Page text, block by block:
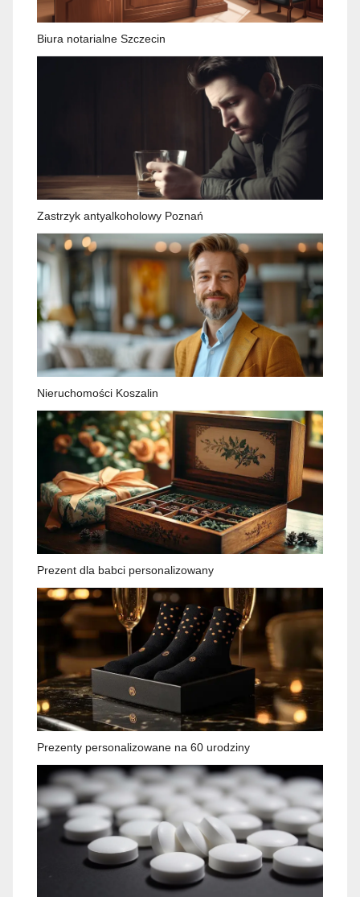
Biura notarialne Szczecin
Zastrzyk antyalkoholowy Poznań
Nieruchomości Koszalin
Prezent dla babci personalizowany
Prezenty personalizowane na 60 urodziny